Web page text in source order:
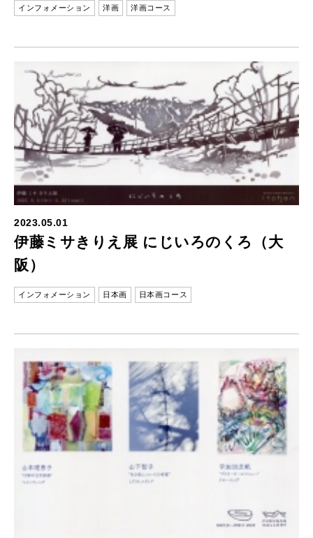
インフォメーション 洋画 洋画コース
2023.05.01
伊藤ミサきりえ展 にじいろのくろ（大
阪）
インフォメーション 日本画 日本画コース